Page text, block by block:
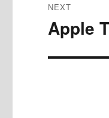
NEXT
Next
post:
Apple